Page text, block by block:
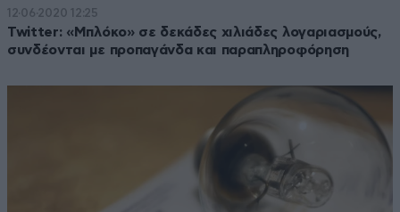
12·06·2020 12:25
Twitter: «Μπλόκο» σε δεκάδες χιλιάδες λογαριασμούς,
συνδέονται με προπαγάνδα και παραπληροφόρηση